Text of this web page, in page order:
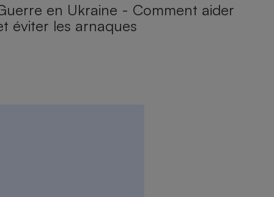
en Ukraine - Comment aider
éviter les arnaques